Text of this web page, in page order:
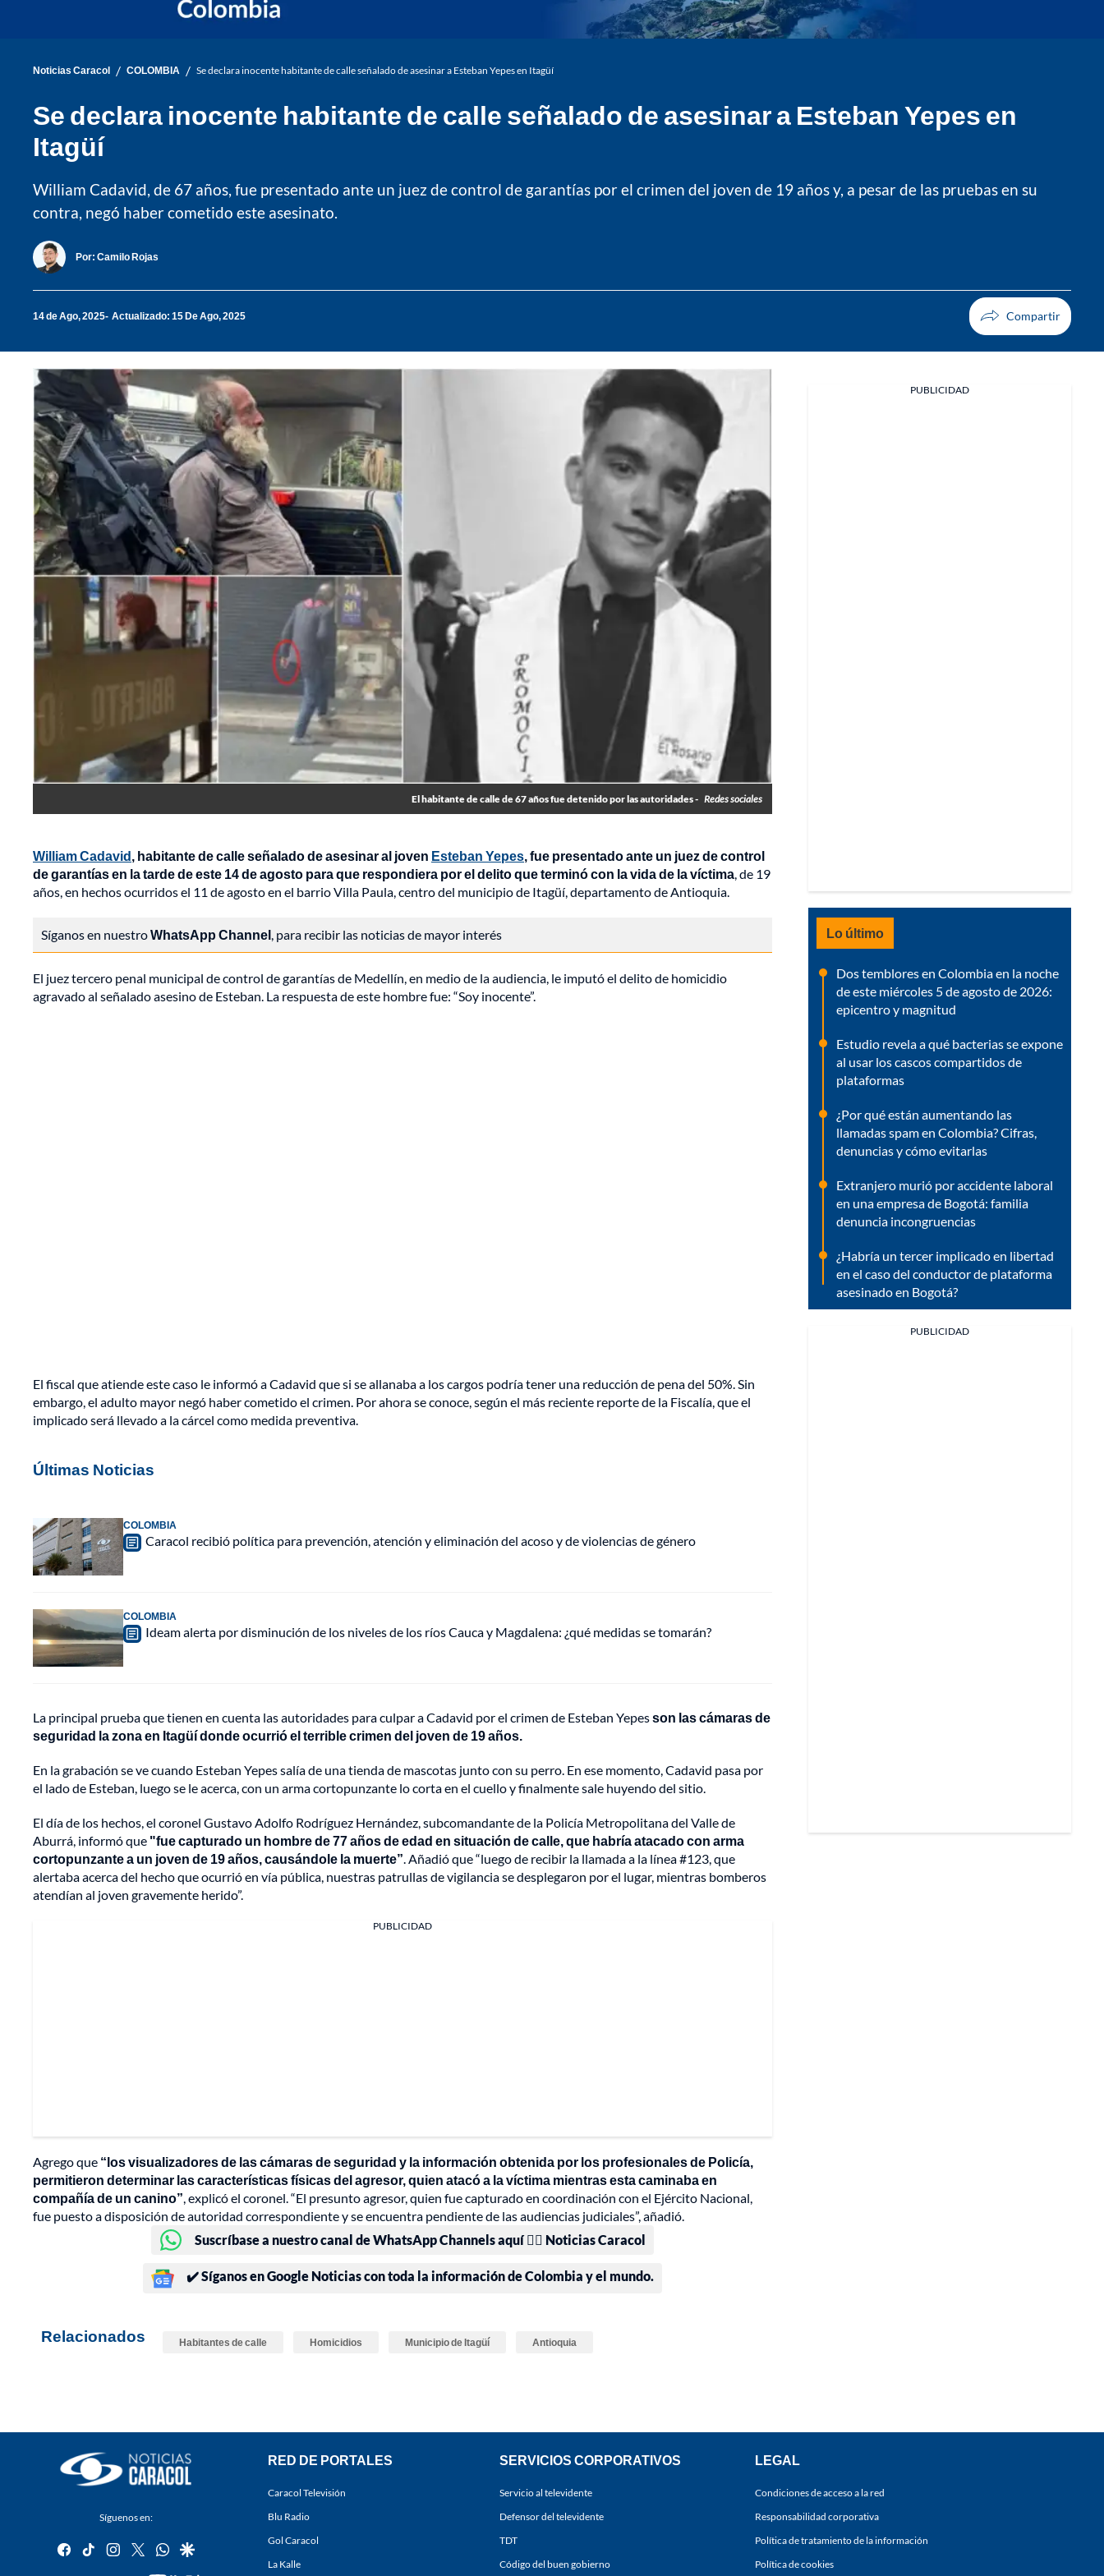
Noticias Caracol / COLOMBIA / Se declara inocente habitante de calle señalado de asesinar a Esteban Yepes en Itagüí
Se declara inocente habitante de calle señalado de asesinar a Esteban Yepes en
Itagüí
William Cadavid, de 67 años, fue presentado ante un juez de control de garantías por el crimen del joven de 19 años y, a pesar de las pruebas en su
contra, negó haber cometido este asesinato.
Por: Camilo Rojas
14 de Ago, 2025 Actualizado: 15 De Ago, 2025
El habitante de calle de 67 años fue detenido por las autoridades - Redes sociales
William Cadavid, habitante de calle señalado de asesinar al joven Esteban Yepes, fue presentado ante un juez de control
de garantías en la tarde de este 14 de agosto para que respondiera por el delito que terminó con la vida de la víctima, de 19
años, en hechos ocurridos el 11 de agosto en el barrio Villa Paula, centro del municipio de Itagüí, departamento de Antioquia.
Síganos en nuestroWhatsApp Channel, para recibir las noticias de mayor interés
El juez tercero penal municipal de control de garantías de Medellín, en medio de la audiencia, le imputó el delito de homicidio
agravado al señalado asesino de Esteban. La respuesta de este hombre fue: “Soy inocente”.
El fiscal que atiende este caso le informó a Cadavid que si se allanaba a los cargos podría tener una reducción de pena del 50%. Sin
embargo, el adulto mayor negó haber cometido el crimen. Por ahora se conoce, según el más reciente reporte de la Fiscalía, que el
implicado será llevado a la cárcel como medida preventiva.
Últimas Noticias
COLOMBIA
Caracol recibió política para prevención, atención y eliminación del acoso y de violencias de género
COLOMBIA
Ideam alerta por disminución de los niveles de los ríos Cauca y Magdalena: ¿qué medidas se tomarán?
La principal prueba que tienen en cuenta las autoridades para culpar a Cadavid por el crimen de Esteban Yepesson las cámaras de
seguridad la zona en Itagüí donde ocurrió el terrible crimen del joven de 19 años.
En la grabación se ve cuando Esteban Yepes salía de una tienda de mascotas junto con su perro. En ese momento, Cadavid pasa por
el lado de Esteban, luego se le acerca, con un arma cortopunzante lo corta en el cuello y finalmente sale huyendo del sitio.
El día de los hechos, el coronel Gustavo Adolfo Rodríguez Hernández, subcomandante de la Policía Metropolitana del Valle de
Aburrá, informó que "fue capturado un hombre de 77 años de edad en situación de calle, que habría atacado con arma
cortopunzante a un joven de 19 años, causándole la muerte”. Añadió que “luego de recibir la llamada a la línea #123, que
alertaba acerca del hecho que ocurrió en vía pública, nuestras patrullas de vigilancia se desplegaron por el lugar, mientras bomberos
atendían al joven gravemente herido”.
PUBLICIDAD
Agrego que “los visualizadores de las cámaras de seguridad y la información obtenida por los profesionales de Policía,
permitieron determinar las características físicas del agresor, quien atacó a la víctima mientras esta caminaba en
compañía de un canino”, explicó el coronel. “El presunto agresor, quien fue capturado en coordinación con el Ejército Nacional,
fue puesto a disposición de autoridad correspondiente y se encuentra pendiente de las audiencias judiciales”, añadió.
Suscríbase a nuestro canal de WhatsApp Channels aquí 👉🏻 Noticias Caracol
✔️ Síganos en Google Noticias con toda la información de Colombia y el mundo.
Relacionados Habitantes de calle Homicidios Municipio de Itagüí Antioquia
PUBLICIDAD
Lo último
Dos temblores en Colombia en la noche
de este miércoles 5 de agosto de 2026:
epicentro y magnitud
Estudio revela a qué bacterias se expone
al usar los cascos compartidos de
plataformas
¿Por qué están aumentando las
llamadas spam en Colombia? Cifras,
denuncias y cómo evitarlas
Extranjero murió por accidente laboral
en una empresa de Bogotá: familia
denuncia incongruencias
¿Habría un tercer implicado en libertad
en el caso del conductor de plataforma
asesinado en Bogotá?
PUBLICIDAD
Síguenos en:
facebook
tiktok instagram
twitterwhatsapp
google
RED DE PORTALES
Caracol Televisión
Blu Radio
Gol Caracol
La Kalle
SERVICIOS CORPORATIVOS
Servicio al televidente
Defensor del televidente
TDT
Código del buen gobierno
LEGAL
Condiciones de acceso a la red
Responsabilidad corporativa
Política de tratamiento de la información
Política de cookies